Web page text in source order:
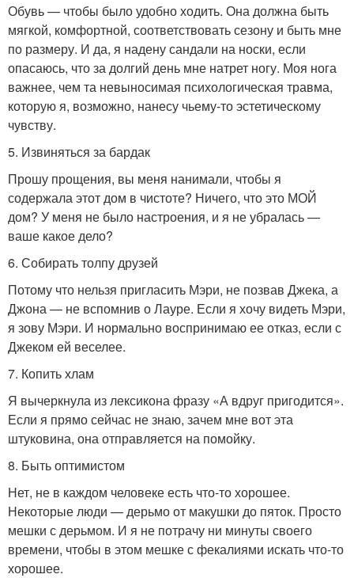
Обувь — чтобы было удобно ходить. Она должна быть
мягкой, комфортной, соответствовать сезону и быть мне
по размеру. И да, я надену сандали на носки, если
опасаюсь, что за долгий день мне натрет ногу. Моя нога
важнее, чем та невыносимая психологическая травма,
которую я, возможно, нанесу чьему-то эстетическому
чувству.
5. Извиняться за бардак
Прошу прощения, вы меня нанимали, чтобы я
содержала этот дом в чистоте? Ничего, что это МОЙ
дом? У меня не было настроения, и я не убралась —
ваше какое дело?
6. Собирать толпу друзей
Потому что нельзя пригласить Мэри, не позвав Джека, а
Джона — не вспомнив о Лауре. Если я хочу видеть Мэри,
я зову Мэри. И нормально воспринимаю ее отказ, если с
Джеком ей веселее.
7. Копить хлам
Я вычеркнула из лексикона фразу «А вдруг пригодится».
Если я прямо сейчас не знаю, зачем мне вот эта
штуковина, она отправляется на помойку.
8. Быть оптимистом
Нет, не в каждом человеке есть что-то хорошее.
Некоторые люди — дерьмо от макушки до пяток. Просто
мешки с дерьмом. И я не потрачу ни минуты своего
времени, чтобы в этом мешке с фекалиями искать что-то
хорошее.